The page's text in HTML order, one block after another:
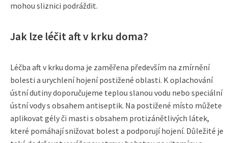
mohou sliznici podráždit.
Jak lze léčit aft v krku doma?
Léčba aft v krku doma je zaměřena především na zmírnění
bolesti a urychlení hojení postižené oblasti. K oplachování
ústní dutiny doporučujeme teplou slanou vodu nebo speciální
ústní vody s obsahem antiseptik. Na postižené místo můžete
aplikovat gély či masti s obsahem protizánětlivých látek,
které pomáhají snižovat bolest a podporují hojení. Důležité je